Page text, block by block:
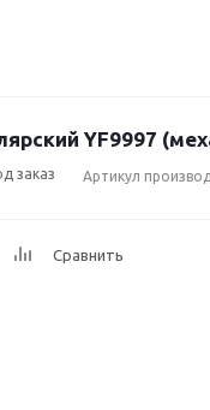
YF9997
заказ Артикул
Сравнить